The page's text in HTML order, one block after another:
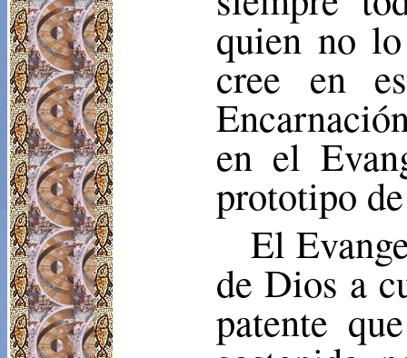
quien no
cree en
en el
prototipo
El
de Dios a
patente